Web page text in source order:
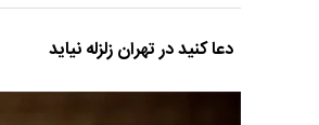
دعا کنید در تهران زلزله نیاید